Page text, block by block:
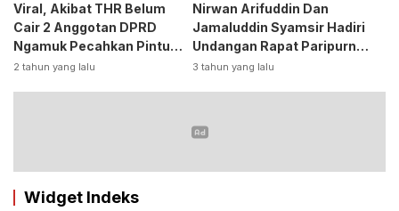
Viral, Akibat THR Belum
Cair 2 Anggotan DPRD
Ngamuk Pecahkan Pintu
Kaca Kantor
2 tahun yang lalu
Nirwan Arifuddin Dan
Jamaluddin Syamsir Hadiri
Undangan Rapat Paripurna
DPP Partai
3 tahun yang lalu
Widget Indeks